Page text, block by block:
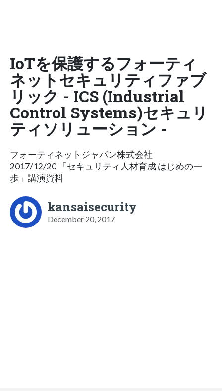
IoTを保護するフォーティ
ネットセキュリティファブ
リック - ICS (Industrial
Control Systems)セキュリ
ティソリューション -
フォーティネットジャパン株式会社
2017/12/20 「セキュリティ人材育成 はじめの一
歩」講演資料
kansaisecurity
December 20, 2017